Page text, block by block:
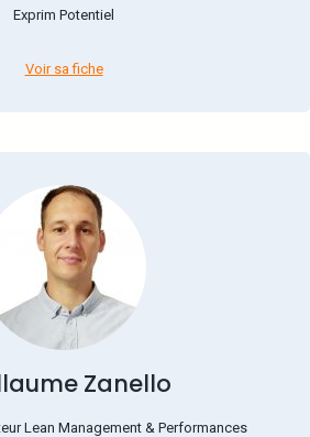
Exprim Potentiel
Voir sa fiche
Zanello
Lean Management & Performances